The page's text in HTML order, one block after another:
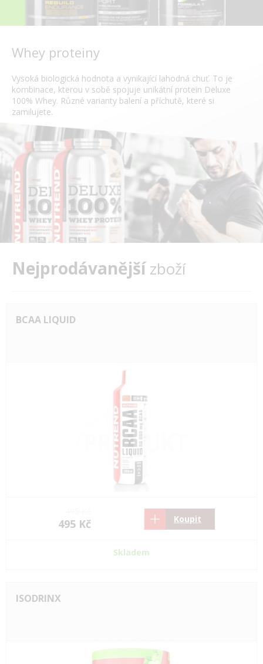
Whey proteiny
Vysoká biologická hodnota a vynikající lahodná chuť. To je
kombinace, kterou v sobě spojuje unikátní protein Deluxe
100% Whey. Různé varianty balení a příchutě, které si
zamilujete.
Nejprodávanějšízboží
BCAA LIQUID
495 Kč Koupit
Skladem
ISODRINX